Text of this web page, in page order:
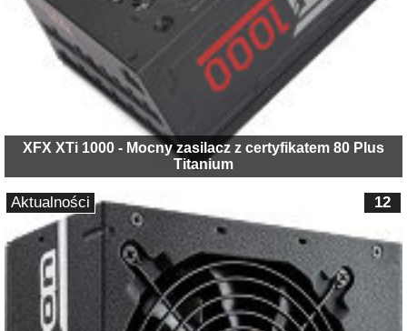
XFX XTi 1000 - Mocny zasilacz z certyfikatem 80 Plus
Titanium
12
Aktualności